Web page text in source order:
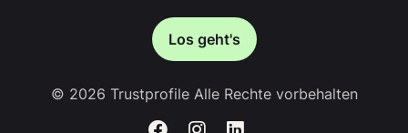
Los geht's
© 2026 Trustprofile Alle Rechte vorbehalten